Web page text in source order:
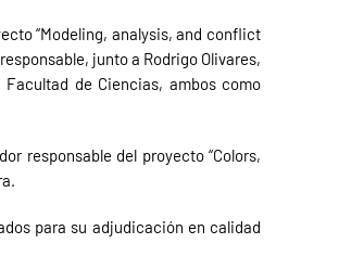
“Modeling, analysis, and conflict
junto a Rodrigo Olivares,
de Ciencias, ambos como
responsable del proyecto “Colors,
para su adjudicación en calidad